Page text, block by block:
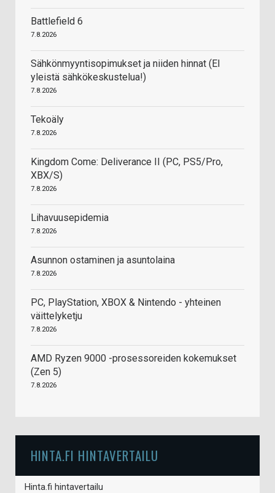
Battlefield 6
7.8.2026
Sähkönmyyntisopimukset ja niiden hinnat (EI
yleistä sähkökeskustelua!)
7.8.2026
Tekoäly
7.8.2026
Kingdom Come: Deliverance II (PC, PS5/Pro,
XBX/S)
7.8.2026
Lihavuusepidemia
7.8.2026
Asunnon ostaminen ja asuntolaina
7.8.2026
PC, PlayStation, XBOX & Nintendo - yhteinen
väittelyketju
7.8.2026
AMD Ryzen 9000 -prosessoreiden kokemukset
(Zen 5)
7.8.2026
HINTA.FI HINTAVERTAILU
Hinta.fi hintavertailu